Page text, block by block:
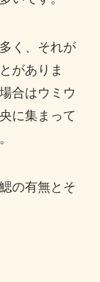
く、それが
がありま
合はウミウ
に集まって
の有無とそ